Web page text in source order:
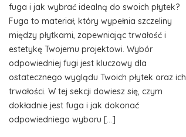
fuga i jak wybrać idealną do swoich płytek?
Fuga to materiał, który wypełnia szczeliny
między płytkami, zapewniając trwałość i
estetykę Twojemu projektowi. Wybór
odpowiedniej fugi jest kluczowy dla
ostatecznego wyglądu Twoich płytek oraz ich
trwałości. W tej sekcji dowiesz się, czym
dokładnie jest fuga i jak dokonać
odpowiedniego wyboru […]